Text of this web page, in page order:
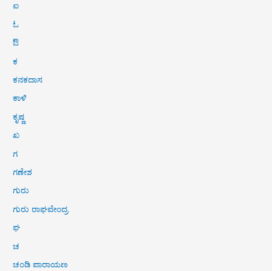
ಐ
ಓ
ಔ
ಕ
ಕನಕದಾಸ
ಕಾಳಿ
ಕೃಷ್ಣ
ಖ
ಗ
ಗಣೇಶ
ಗುರು
ಗುರು ರಾಘವೇಂದ್ರ
ಘ
ಚ
ಚಂಡಿ ಪಾರಾಯಣ